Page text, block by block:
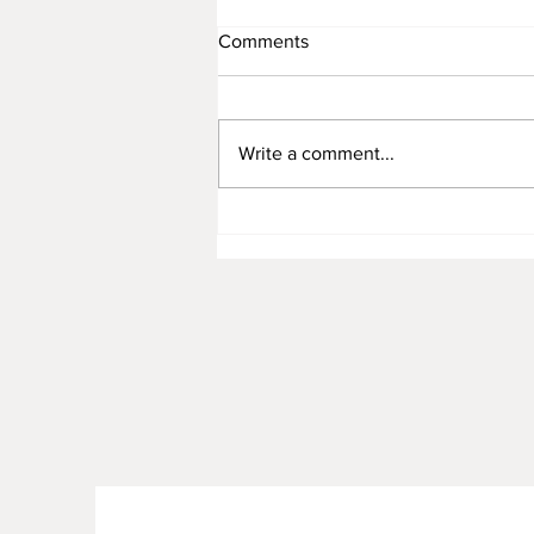
Comments
Write a comment...